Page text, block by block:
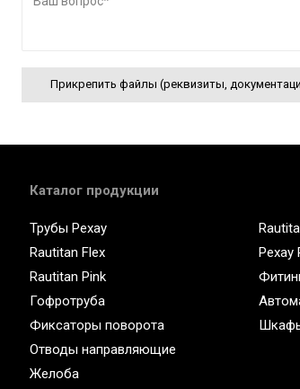
Прикрепить файлы (реквизиты,
Каталог продукции
Трубы Рехау
Rautitan Flex
Rautitan Pink
Гофротруба
Фиксаторы поворота
Отводы направляющие
Желоба
Рехау